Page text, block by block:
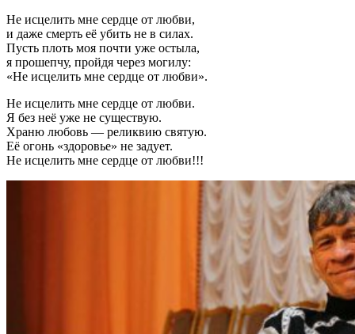
Не исцелить мне сердце от любви,
и даже смерть её убить не в силах.
Пусть плоть моя почти уже остыла,
я прошепчу, пройдя через могилу:
«Не исцелить мне сердце от любви».
Не исцелить мне сердце от любви.
Я без неё уже не существую.
Храню любовь — реликвию святую.
Её огонь «здоровье» не задует.
Не исцелить мне сердце от любви!!!